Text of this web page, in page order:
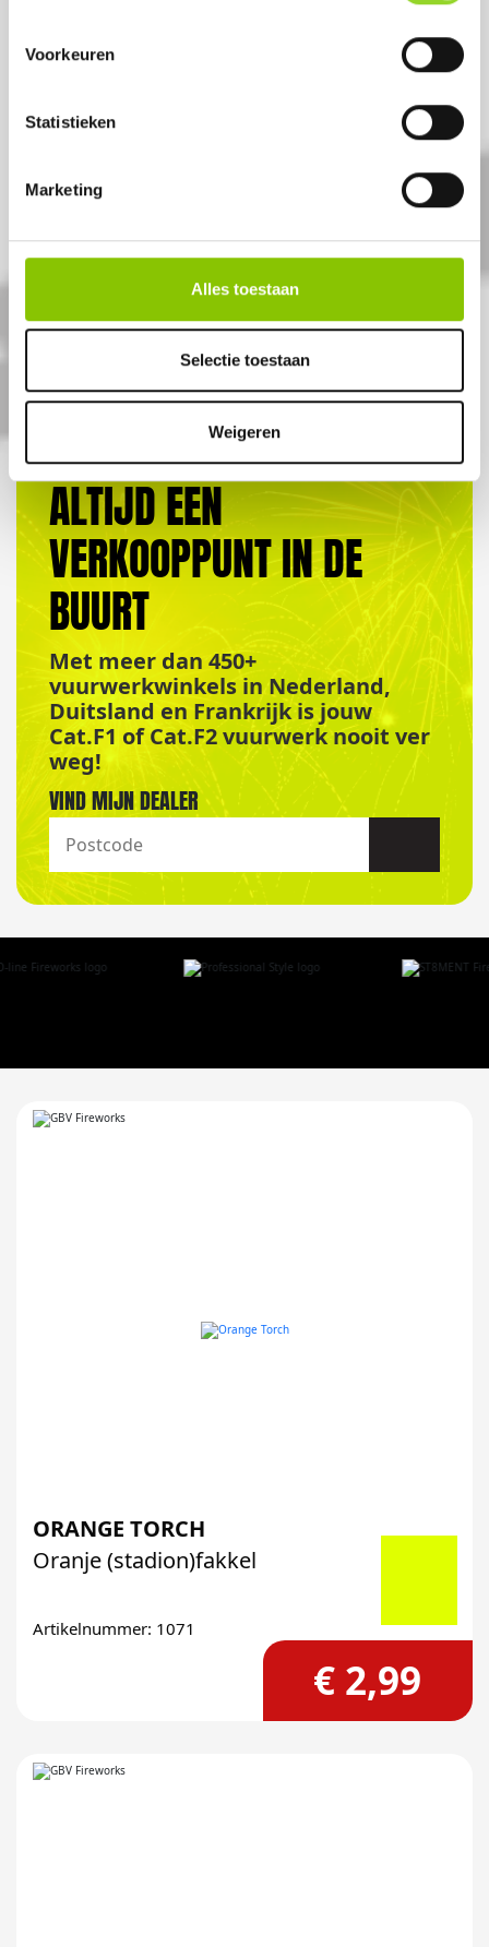
Voorkeuren
Statistieken
Marketing
Alles toestaan
Selectie toestaan
Weigeren
4 sterretjes
Artikelnummer: 1052
ALTIJD EEN
VERKOOPPUNT IN DE
BUURT
Met meer dan 450+
vuurwerkwinkels in Nederland,
Duitsland en Frankrijk is jouw
Cat.F1 of Cat.F2 vuurwerk nooit ver
weg!
VIND MIJN DEALER
ORANGE TORCH
Oranje (stadion)fakkel
Artikelnummer: 1071
€ 2,99